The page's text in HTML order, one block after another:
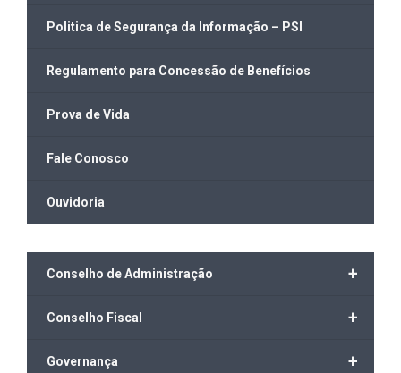
Politica de Segurança da Informação – PSI
Regulamento para Concessão de Benefícios
Prova de Vida
Fale Conosco
Ouvidoria
+
Conselho de Administração
+
Conselho Fiscal
+
Governança